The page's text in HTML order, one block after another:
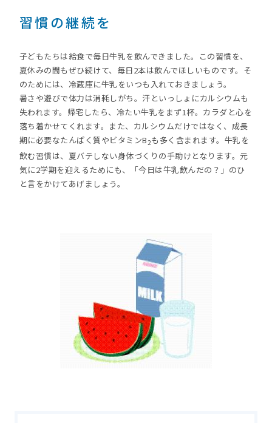
習慣の継続を
子どもたちは給食で毎日牛乳を飲んできました。この習慣を、
夏休みの間もぜひ続けて、毎日2本は飲んでほしいものです。そ
のためには、冷蔵庫に牛乳をいつも入れておきましょう。
暑さや遊びで体力は消耗しがち。汗といっしょにカルシウムも
失われます。帰宅したら、冷たい牛乳をまず1杯。カラダと心を
落ち着かせてくれます。また、カルシウムだけではなく、成長
期に必要なたんぱく質やビタミンB2も多く含まれます。牛乳を
飲む習慣は、夏バテしない身体づくりの手助けとなります。元
気に2学期を迎えるためにも、「今日は牛乳飲んだの？」のひ
と言をかけてあげましょう。